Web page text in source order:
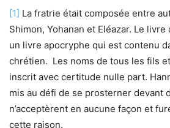
[1] La fratrie était composée entre
Shimon, Yohanan et Eléazar. Le
un livre apocryphe qui est contenu
chrétien. Les noms de tous les fils
inscrit avec certitude nulle part.
mis au défi de se prosterner devant
n’acceptèrent en aucune façon et
cette raison.